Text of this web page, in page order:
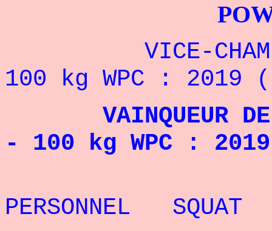
VICE-CHAMPION
100 kg WPC : 2019
VAINQUEUR DE
- 100 kg WPC :
PERSONNEL